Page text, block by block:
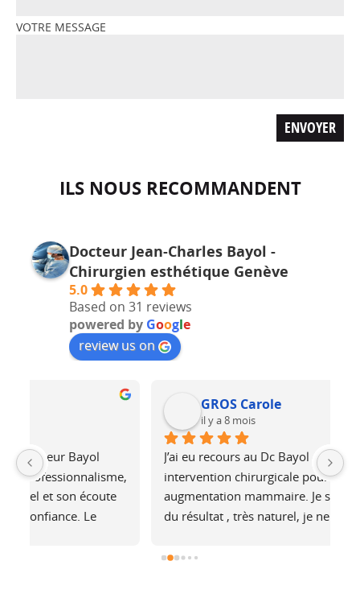
VOTRE MESSAGE
ILS NOUS RECOMMANDENT
Docteur Jean-Charles Bayol -
Chirurgien esthétique Genève
5.0
Based on 31 reviews
powered by Google
review us on
GROS Carole
J’ai eu recours au Dc Bayol pour une
intervention chirurgicale pour une
augmentation mammaire. Je suis plus que ravie
du résultat , très naturel, je ne sens pas les
été de très bons conseils, je recommande !